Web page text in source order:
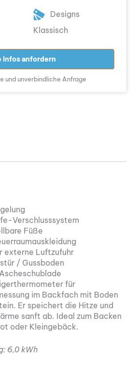
Designs
Klassisch
Infos anfordern
und unverbindliche Anfrage
Verschlusssystem
Füße
externe Luftzufuhr
/ Gussboden
für
im Backfach mit Boden
Er speichert die Hitze und
sanft ab. Ideal zum Backen
oder Kleingebäck.
6,0 kWh